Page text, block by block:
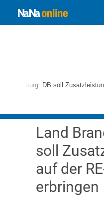
Brandenburg: DB soll
Land
soll
auf der
erbringen